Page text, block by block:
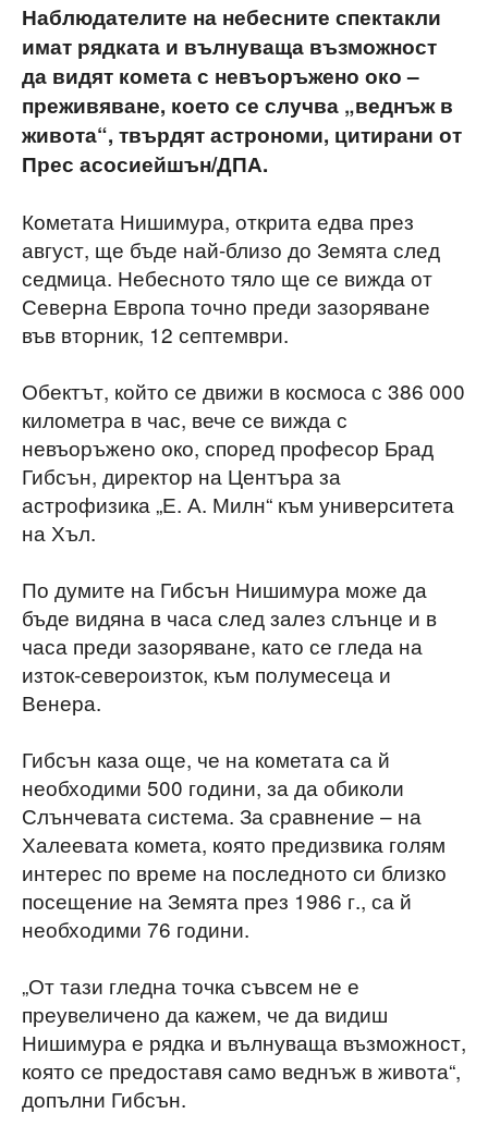
Наблюдателите на небесните спектакли
имат рядката и вълнуваща възможност
да видят комета с невъоръжено око –
преживяване, което се случва „веднъж в
живота“, твърдят астрономи, цитирани от
Прес асосиейшън/ДПА.
Кометата Нишимура, открита едва през
август, ще бъде най-близо до Земята след
седмица. Небесното тяло ще се вижда от
Северна Европа точно преди зазоряване
във вторник, 12 септември.
Обектът, който се движи в космоса с 386 000
километра в час, вече се вижда с
невъоръжено око, според професор Брад
Гибсън, директор на Центъра за
астрофизика „Е. А. Милн“ към университета
на Хъл.
По думите на Гибсън Нишимура може да
бъде видяна в часа след залез слънце и в
часа преди зазоряване, като се гледа на
изток-североизток, към полумесеца и
Венера.
Гибсън каза още, че на кометата са й
необходими 500 години, за да обиколи
Слънчевата система. За сравнение – на
Халеевата комета, която предизвика голям
интерес по време на последното си близко
посещение на Земята през 1986 г., са й
необходими 76 години.
„От тази гледна точка съвсем не е
преувеличено да кажем, че да видиш
Нишимура е рядка и вълнуваща възможност,
която се предоставя само веднъж в живота“,
допълни Гибсън.